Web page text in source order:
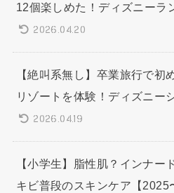
12個楽しめた！ディズニーラ
2026.04.20
【絶叫系無し】卒業旅行で初
リゾートを体験！ディズニー
2026.04.19
【小学生】脂性肌？インナー
キビ普段のスキンケア【2025